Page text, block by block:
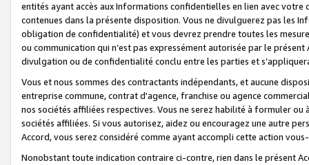
entités ayant accès aux Informations confidentielles en lien avec
contenues dans la présente disposition. Vous ne divulguerez pas les
obligation de confidentialité) et vous devrez prendre toutes les
ou communication qui n’est pas expressément autorisée par le
divulgation ou de confidentialité conclu entre les parties et
Vous et nous sommes des contractants indépendants, et aucune
entreprise commune, contrat d'agence, franchise ou agence
nos sociétés affiliées respectives. Vous ne serez habilité à formuler
sociétés affiliées. Si vous autorisez, aidez ou encouragez une autre
Accord, vous serez considéré comme ayant accompli cette action
Nonobstant toute indication contraire ci-contre, rien dans le présent